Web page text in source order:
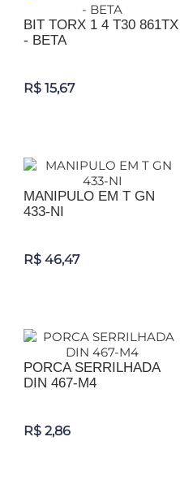
BIT TORX 1 4 T30 861TX
- BETA
R$ 15,67
MANIPULO EM T GN
433-NI
R$ 46,47
PORCA SERRILHADA
DIN 467-M4
R$ 2,86